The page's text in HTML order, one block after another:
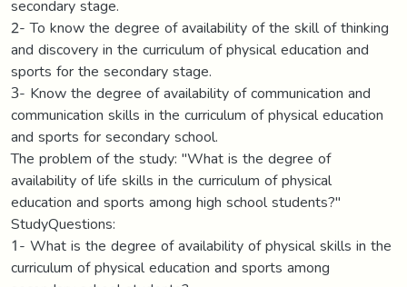
secondary stage.
2- To know the degree of availability of the skill of thinking
and discovery in the curriculum of physical education and
sports for the secondary stage.
3- Know the degree of availability of communication and
communication skills in the curriculum of physical education
and sports for secondary school.
The problem of the study: "What is the degree of
availability of life skills in the curriculum of physical
education and sports among high school students?"
StudyQuestions:
1- What is the degree of availability of physical skills in the
curriculum of physical education and sports among